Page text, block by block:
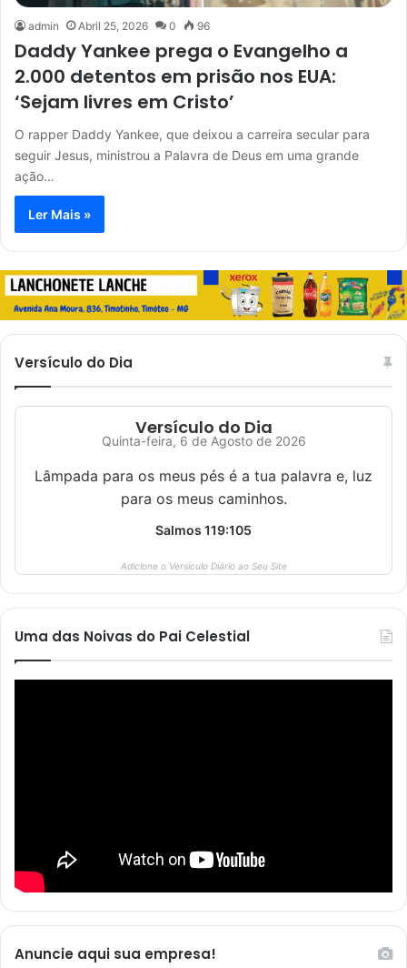
admin Abril 25, 2026 0 96
Daddy Yankee prega o Evangelho a
2.000 detentos em prisão nos EUA:
‘Sejam livres em Cristo’
O rapper Daddy Yankee, que deixou a carreira secular para
seguir Jesus, ministrou a Palavra de Deus em uma grande
ação…
Ler Mais »
Versículo do Dia
Versículo do Dia
Quinta-feira, 6 de Agosto de 2026
Lâmpada para os meus pés é a tua palavra e, luz
para os meus caminhos.
Salmos 119:105
Adicione o Versículo Diário ao Seu Site
Uma das Noivas do Pai Celestial
Anuncie aqui sua empresa!